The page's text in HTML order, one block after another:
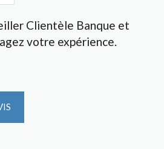
Clientèle Banque et
votre expérience.